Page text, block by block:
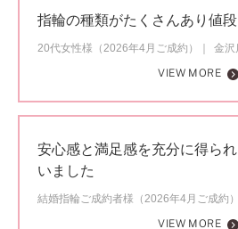
指輪の種類がたくさんあり値
20代女性様（2026年4月ご成約）
金沢
VIEW MORE
安心感と満足感を充分に得ら
いました
結婚指輪ご成約者様（2026年4月ご成約）
VIEW MORE